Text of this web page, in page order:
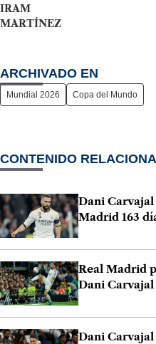
IRAM
MARTÍNEZ
ARCHIVADO EN
Mundial 2026 Copa del Mundo
CONTENIDO
Dani
Madrid 163
Real Madrid
Dani Carvajal
Dani